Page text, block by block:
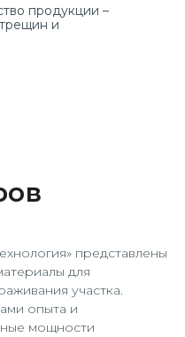
продукции –
и
представлены
для
участка.
опыта и
мощности